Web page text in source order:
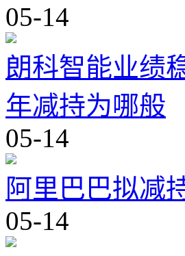
05-14
朗科智能业绩
年减持为哪般
05-14
阿里巴巴拟减
05-14